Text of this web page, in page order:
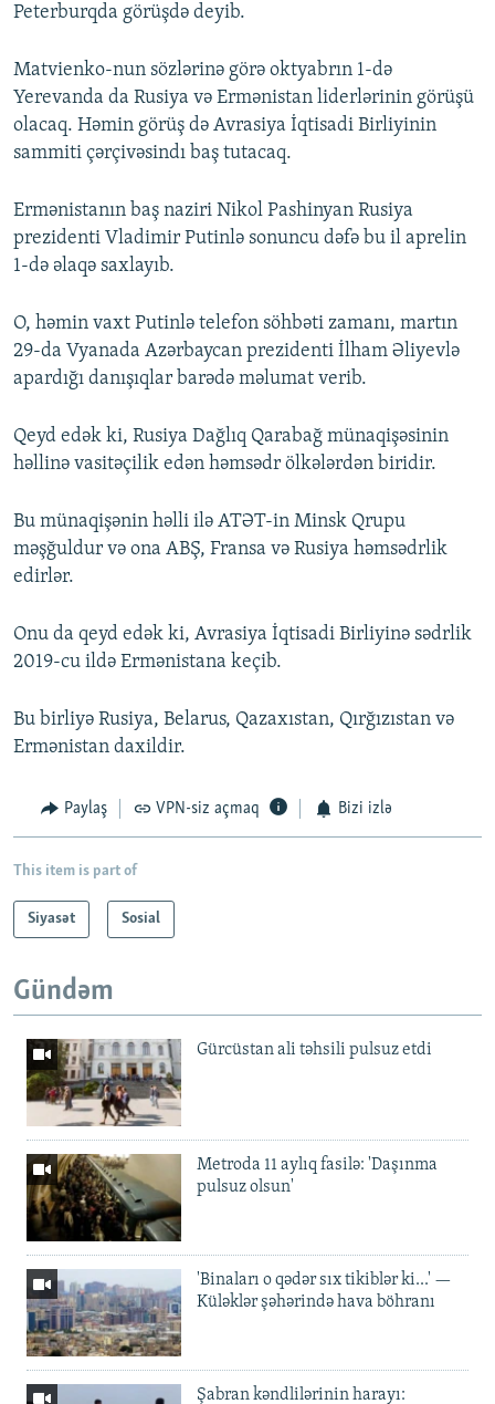
Peterburqda görüşdə deyib.
Matvienko-nun sözlərinə görə oktyabrın 1-də
Yerevanda da Rusiya və Ermənistan liderlərinin görüşü
olacaq. Həmin görüş də Avrasiya İqtisadi Birliyinin
sammiti çərçivəsindı baş tutacaq.
Ermənistanın baş naziri Nikol Pashinyan Rusiya
prezidenti Vladimir Putinlə sonuncu dəfə bu il aprelin
1-də əlaqə saxlayıb.
O, həmin vaxt Putinlə telefon söhbəti zamanı, martın
29-da Vyanada Azərbaycan prezidenti İlham Əliyevlə
apardığı danışıqlar barədə məlumat verib.
Qeyd edək ki, Rusiya Dağlıq Qarabağ münaqişəsinin
həllinə vasitəçilik edən həmsədr ölkələrdən biridir.
Bu münaqişənin həlli ilə ATƏT-in Minsk Qrupu
məşğuldur və ona ABŞ, Fransa və Rusiya həmsədrlik
edirlər.
Onu da qeyd edək ki, Avrasiya İqtisadi Birliyinə sədrlik
2019-cu ildə Ermənistana keçib.
Bu birliyə Rusiya, Belarus, Qazaxıstan, Qırğızıstan və
Ermənistan daxildir.
Paylaş VPN-siz açmaq Bizi izlə
This item is part of
Siyasət Sosial
Gündəm
Gürcüstan ali təhsili pulsuz etdi
Metroda 11 aylıq fasilə: 'Daşınma
pulsuz olsun'
'Binaları o qədər sıx tikiblər ki...' —
Küləklər şəhərində hava böhranı
Şabran kəndlilərinin harayı: